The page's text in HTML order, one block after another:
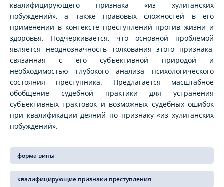
квалифицирующего признака «из хулиганских
побуждений», а также правовых сложностей в его
применении в контексте преступлений против жизни и
здоровья. Подчеркивается, что основной проблемой
является неоднозначность толкования этого признака,
связанная с его субъективной природой и
необходимостью глубокого анализа психологического
состояния преступника. Предлагается масштабное
обобщение судебной практики для устранения
субъективных трактовок и возможных судебных ошибок
при квалификации деяний по признаку «из хулиганских
побуждений».
форма вины
квалифицирующие признаки преступления